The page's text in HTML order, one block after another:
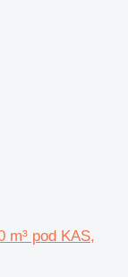
m³ pod KAS,